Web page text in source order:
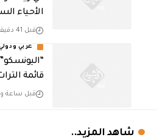
الأحياء
قبل 41 دقيقة
عربي
قائمة
قبل ساعة
شاهد المزيد..